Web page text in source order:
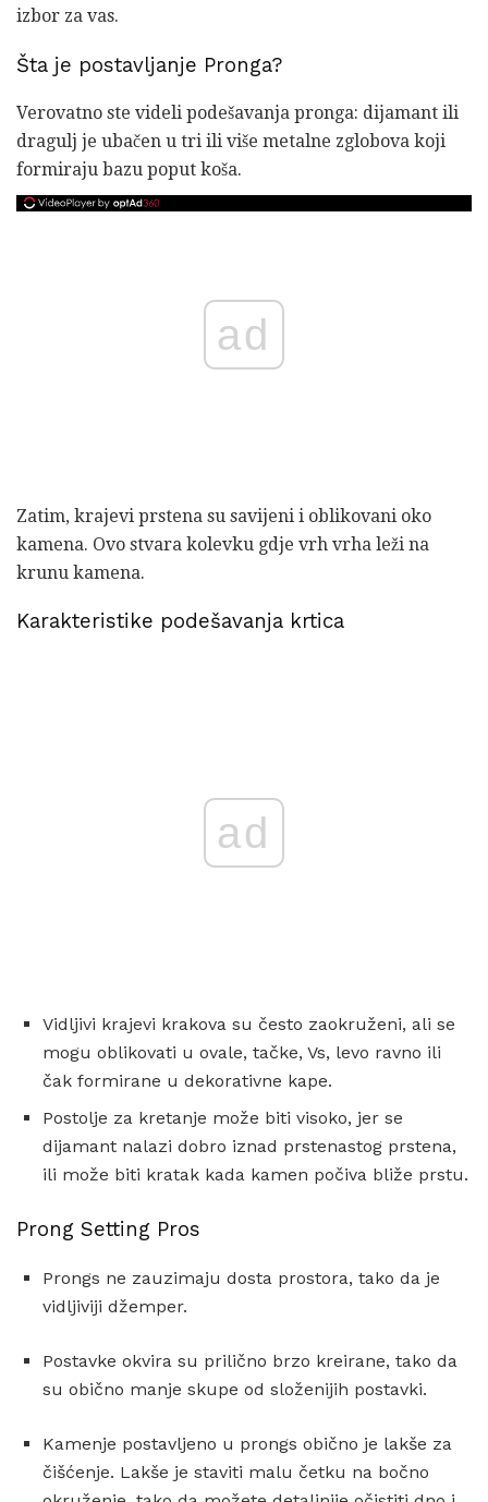
izbor za vas.
Šta je postavljanje Pronga?
Verovatno ste videli podešavanja pronga: dijamant ili
dragulj je ubačen u tri ili više metalne zglobova koji
formiraju bazu poput koša.
ad
Zatim, krajevi prstena su savijeni i oblikovani oko
kamena. Ovo stvara kolevku gdje vrh vrha leži na
krunu kamena.
Karakteristike podešavanja krtica
ad
Vidljivi krajevi krakova su često zaokruženi, ali se
mogu oblikovati u ovale, tačke, Vs, levo ravno ili
čak formirane u dekorativne kape.
Postolje za kretanje može biti visoko, jer se
dijamant nalazi dobro iznad prstenastog prstena,
ili može biti kratak kada kamen počiva bliže prstu.
Prong Setting Pros
Prongs ne zauzimaju dosta prostora, tako da je
vidljiviji džemper.
Postavke okvira su prilično brzo kreirane, tako da
su obično manje skupe od složenijih postavki.
Kamenje postavljeno u prongs obično je lakše za
čišćenje. Lakše je staviti malu četku na bočno